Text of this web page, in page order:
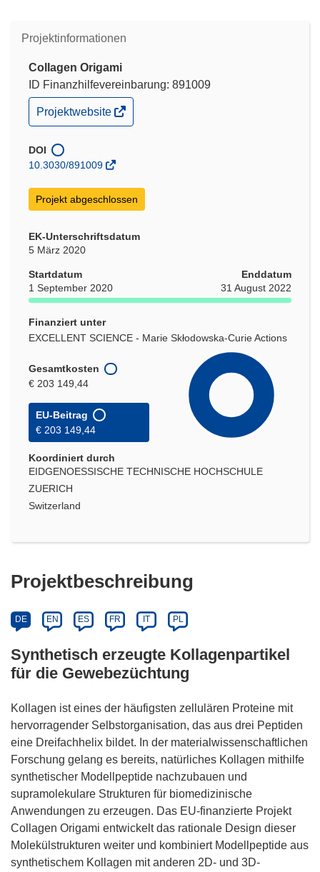
Projektinformationen
Collagen Origami
ID Finanzhilfevereinbarung: 891009
(öffnet
in
Fenster)
Projektwebsite
DOI
10.3030/891009
Projekt abgeschlossen
EK-Unterschriftsdatum
5 März 2020
Startdatum
1 September 2020
Enddatum
31 August 2022
Finanziert unter
EXCELLENT SCIENCE - Marie Skłodowska-Curie Actions
Gesamtkosten
€ 203 149,44
EU-Beitrag
€ 203 149,44
Koordiniert durch
EIDGENOESSISCHE TECHNISCHE HOCHSCHULE
ZUERICH
Switzerland
Projektbeschreibung
DE EN ES FR IT PL
Synthetisch erzeugte Kollagenpartikel
für die Gewebezüchtung
Kollagen ist eines der häufigsten zellulären Proteine mit
hervorragender Selbstorganisation, das aus drei Peptiden
eine Dreifachhelix bildet. In der materialwissenschaftlichen
Forschung gelang es bereits, natürliches Kollagen mithilfe
synthetischer Modellpeptide nachzubauen und
supramolekulare Strukturen für biomedizinische
Anwendungen zu erzeugen. Das EU-finanzierte Projekt
Collagen Origami entwickelt das rationale Design dieser
Molekülstrukturen weiter und kombiniert Modellpeptide aus
synthetischem Kollagen mit anderen 2D- und 3D-